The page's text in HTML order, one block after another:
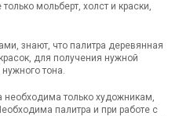
мольберт, холст и краски,
знают, что палитра деревянная
для получения нужной
тона.
необходима только художникам,
палитра и при работе с